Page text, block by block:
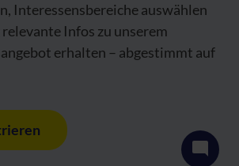
Interessensbereiche auswählen
Infos zu unserem
erhalten – abgestimmt auf